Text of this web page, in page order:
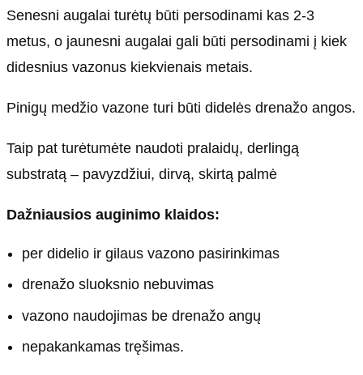
Senesni augalai turėtų būti persodinami kas 2-3
metus, o jaunesni augalai gali būti persodinami į kiek
didesnius vazonus kiekvienais metais.
Pinigų medžio vazone turi būti didelės drenažo angos.
Taip pat turėtumėte naudoti pralaidų, derlingą
substratą – pavyzdžiui, dirvą, skirtą palmė
Dažniausios auginimo klaidos:
per didelio ir gilaus vazono pasirinkimas
drenažo sluoksnio nebuvimas
vazono naudojimas be drenažo angų
nepakankamas tręšimas.